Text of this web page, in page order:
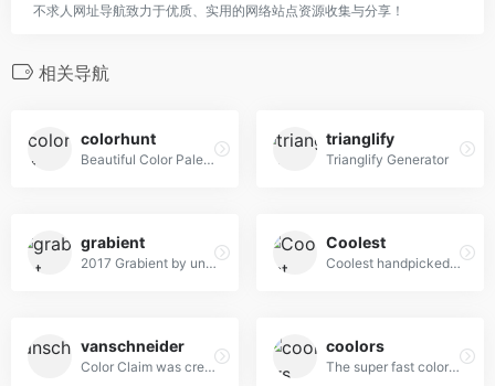
不求人网址导航致力于优质、实用的网络站点资源收集与分享！
相关导航
colorhunt
Beautiful Color Palettes
trianglify
Trianglify Generator
grabient
2017 Grabient by unfold
Coolest
Coolest handpicked Gradient Hues for your next super ⚡ amazing stuff
vanschneider
Color Claim was created in 2012 by Tobias van Schneider with the goal to collect & combine unique colors for my future projects.
coolors
The super fast color schemes generator!